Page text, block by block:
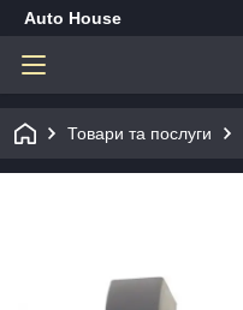
Auto House
Товари та послуги